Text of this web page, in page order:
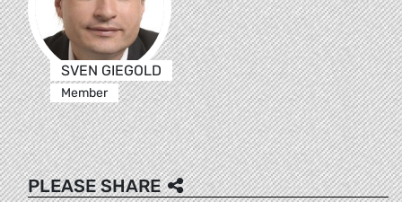
SVEN GIEGOLD
Member
PLEASE SHARE